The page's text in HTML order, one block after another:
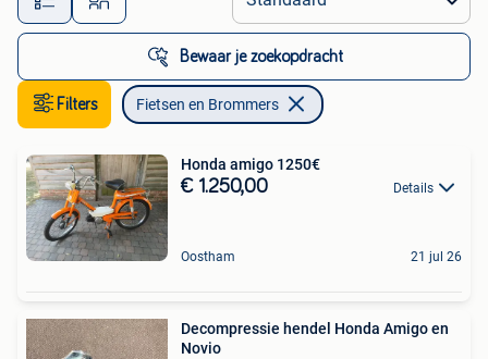
Bewaar je zoekopdracht
Filters Fietsen en Brommers
Honda amigo 1250€
€ 1.250,00 Details
Oostham 21 jul 26
Decompressie hendel Honda Amigo en
Novio